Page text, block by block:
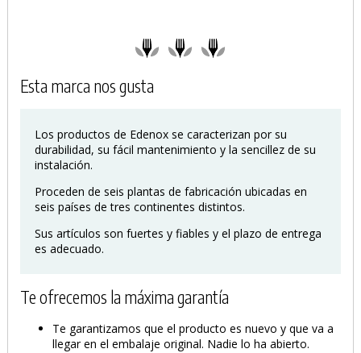
PRODUCTO AÑADIDO AL CARRITO
Esta marca nos gusta
Los productos de Edenox se caracterizan por su
durabilidad, su fácil mantenimiento y la sencillez de su
instalación.
Proceden de seis plantas de fabricación ubicadas en
seis países de tres continentes distintos.
Sus artículos son fuertes y fiables y el plazo de entrega
es adecuado.
Te ofrecemos la máxima garantía
Te garantizamos que el producto es nuevo y que va a
llegar en el embalaje original. Nadie lo ha abierto.